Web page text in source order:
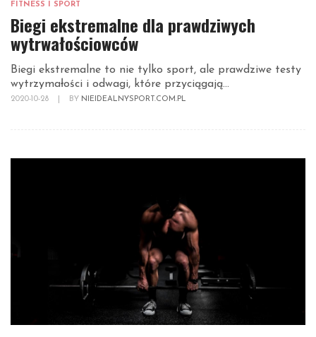
FITNESS I SPORT
Biegi ekstremalne dla prawdziwych
wytrwałościowców
Biegi ekstremalne to nie tylko sport, ale prawdziwe testy
wytrzymałości i odwagi, które przyciągają...
2020-10-28 BY NIEIDEALNYSPORT.COM.PL